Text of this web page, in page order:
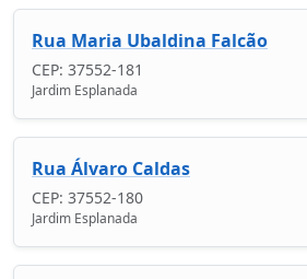
Rua Maria Ubaldina Falcão
CEP: 37552-181
Jardim Esplanada
Rua Álvaro Caldas
CEP: 37552-180
Jardim Esplanada